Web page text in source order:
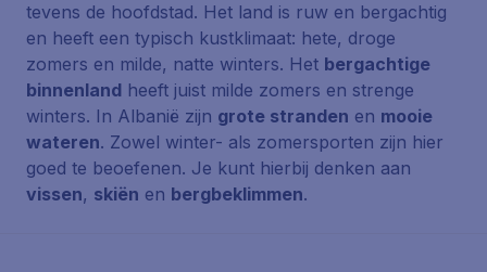
tevens de hoofdstad. Het land is ruw en bergachtig
en heeft een typisch kustklimaat: hete, droge
zomers en milde, natte winters. Het bergachtige
binnenland heeft juist milde zomers en strenge
winters. In Albanië zijn grote stranden en mooie
wateren. Zowel winter- als zomersporten zijn hier
goed te beoefenen. Je kunt hierbij denken aan
vissen, skiën en bergbeklimmen.